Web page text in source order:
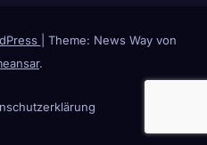
Theme: News Way von
.